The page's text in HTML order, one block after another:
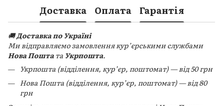
Доставка Оплата Гарантія
🚚Доставка по Україні
Ми відправляємо замовлення кур’єрськими службами
Нова Пошта та Укрпошта.
Укрпошта (відділення, кур’єр, поштомат) — від 50 грн
Нова Пошта (відділення, кур’єр, поштомат) — від 80
грн